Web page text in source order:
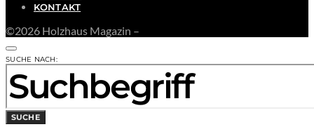
KONTAKT
©2026 Holzhaus Magazin –
SUCHE NACH:
SUCHE